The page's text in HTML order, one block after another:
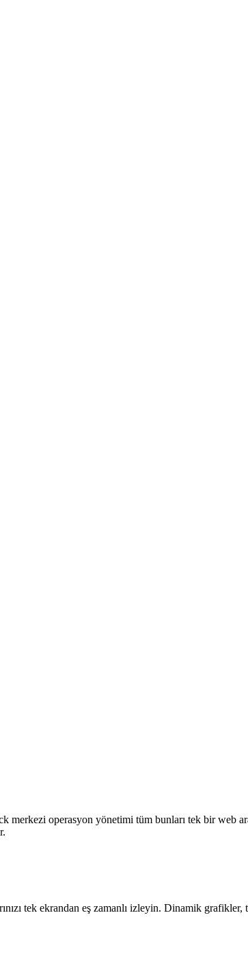
operasyon yönetimi tüm bunları tek bir web
tek ekrandan eş zamanlı izleyin. Dinamik grafikler,